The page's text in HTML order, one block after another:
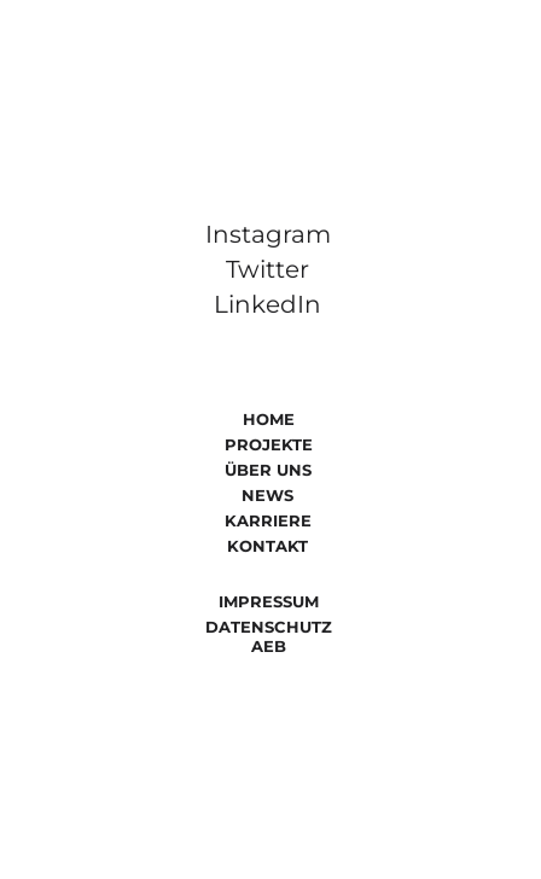
Instagram
Twitter
LinkedIn
HOME
PROJEKTE
ÜBER UNS
KARRIERE
KONTAKT
NEWS
IMPRESSUM
AEB
DATENSCHUTZ